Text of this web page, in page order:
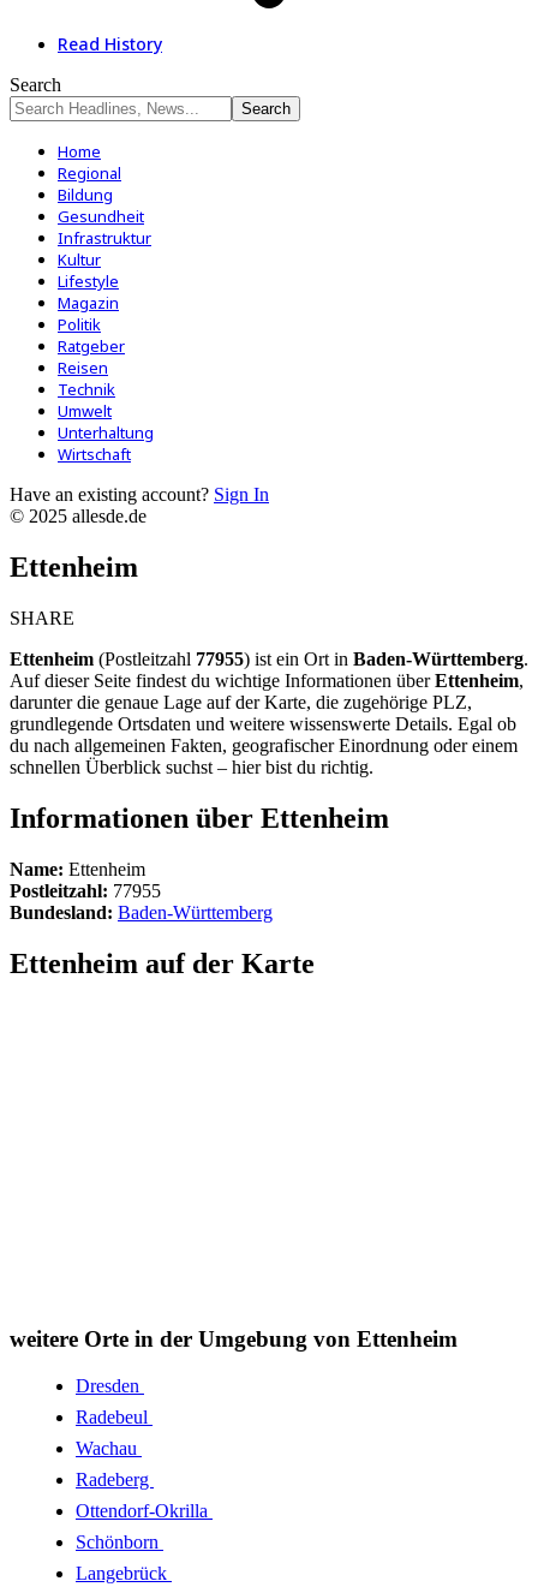
Read History
Search
Home
Regional
Bildung
Gesundheit
Infrastruktur
Kultur
Lifestyle
Magazin
Politik
Ratgeber
Reisen
Technik
Umwelt
Unterhaltung
Wirtschaft
Have an existing account? Sign In
© 2025 allesde.de
Ettenheim
SHARE
Ettenheim (Postleitzahl 77955) ist ein Ort in Baden-Württemberg.
Auf dieser Seite findest du wichtige Informationen überEttenheim,
darunter die genaue Lage auf der Karte, die zugehörige PLZ,
grundlegende Ortsdaten und weitere wissenswerte Details. Egal ob
du nach allgemeinen Fakten, geografischer Einordnung oder einem
schnellen Überblick suchst – hier bist du richtig.
Informationen über Ettenheim
Name: Ettenheim
Postleitzahl: 77955
Bundesland: Baden-Württemberg
Ettenheim auf der Karte
weitere Orte in der Umgebung von Ettenheim
Dresden
Radebeul
Wachau
Radeberg
Ottendorf-Okrilla
Schönborn
Langebrück